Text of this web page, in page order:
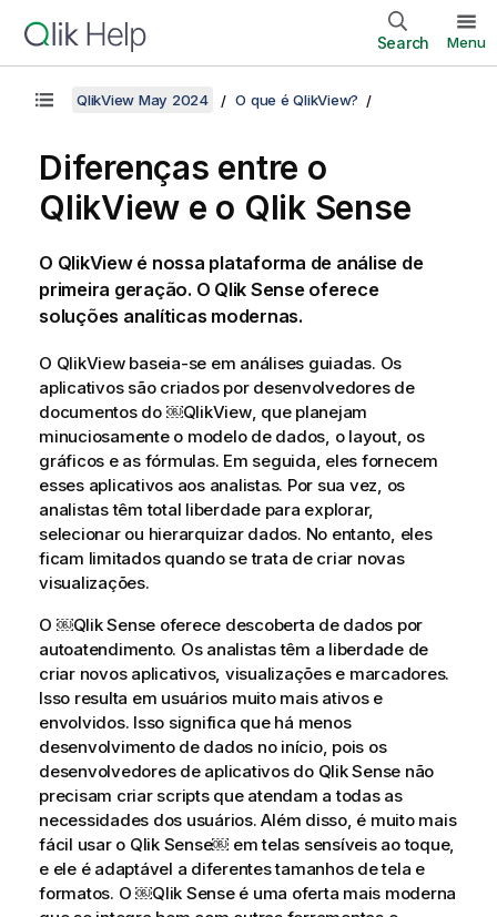
Search Menu
QlikView May 2024 O que é QlikView?
Diferenças entre o
QlikView e o Qlik Sense
O QlikViewé nossa plataforma de análise de
primeira geração. O Qlik Senseoferece
soluções analíticas modernas.
O QlikViewbaseia-se em análises guiadas. Os
aplicativos são criados por desenvolvedores de
documentos do ￼QlikView, que planejam
minuciosamente o modelo de dados, o layout, os
gráficos e as fórmulas. Em seguida, eles fornecem
esses aplicativos aos analistas. Por sua vez, os
analistas têm total liberdade para explorar,
selecionar ou hierarquizar dados. No entanto, eles
ficam limitados quando se trata de criar novas
visualizações.
O ￼Qlik Sense oferece descoberta de dados por
autoatendimento. Os analistas têm a liberdade de
criar novos aplicativos, visualizações e marcadores.
Isso resulta em usuários muito mais ativos e
envolvidos. Isso significa que há menos
desenvolvimento de dados no início, pois os
desenvolvedores de aplicativos do Qlik Sense não
precisam criar scripts que atendam a todas as
necessidades dos usuários. Além disso, é muito mais
fácil usar o Qlik Sense￼ em telas sensíveis ao toque,
e ele é adaptável a diferentes tamanhos de tela e
formatos. O ￼Qlik Senseé uma oferta mais moderna